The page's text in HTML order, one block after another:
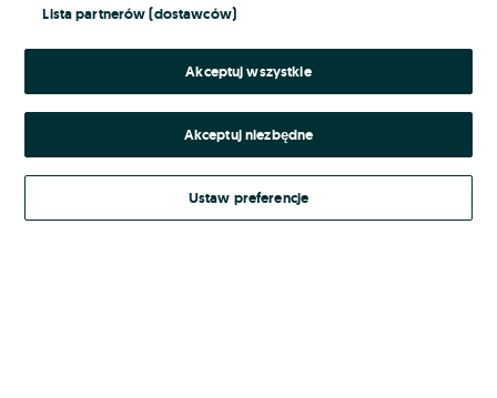
Nie pamiętasz hasła?
Zaloguj się
Kontynuując za pośrednictwem jednego z dostawców wskazanych powyżej,
Regulamin serwisuOLX.pl w jego aktualnym brzmieniu.
Lista partnerów (dostawców)
Akceptuj wszystkie
Akceptuj niezbędne
Ustaw preferencje